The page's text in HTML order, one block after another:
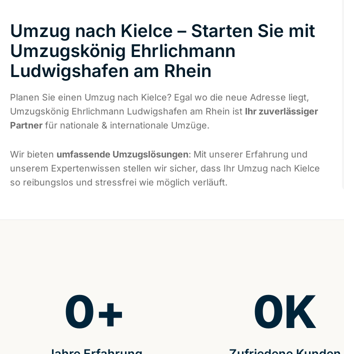
Umzug nach Kielce – Starten Sie mit
Umzugskönig Ehrlichmann
Ludwigshafen am Rhein
Planen Sie einen Umzug nach Kielce? Egal wo die neue Adresse liegt,
Umzugskönig Ehrlichmann Ludwigshafen am Rhein ist Ihr zuverlässiger
Partner für nationale & internationale Umzüge.
Wir bieten umfassende Umzugslösungen: Mit unserer Erfahrung und
unserem Expertenwissen stellen wir sicher, dass Ihr Umzug nach Kielce
so reibungslos und stressfrei wie möglich verläuft.
0+ 0K